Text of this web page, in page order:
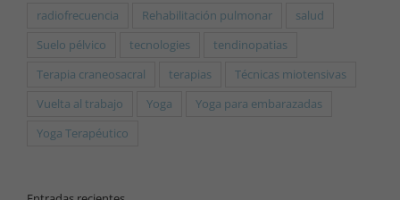
radiofrecuencia
Rehabilitación pulmonar
salud
Suelo pélvico
tecnologies
tendinopatias
Terapia craneosacral
terapias
Técnicas miotensivas
Vuelta al trabajo
Yoga
Yoga para embarazadas
Yoga Terapéutico